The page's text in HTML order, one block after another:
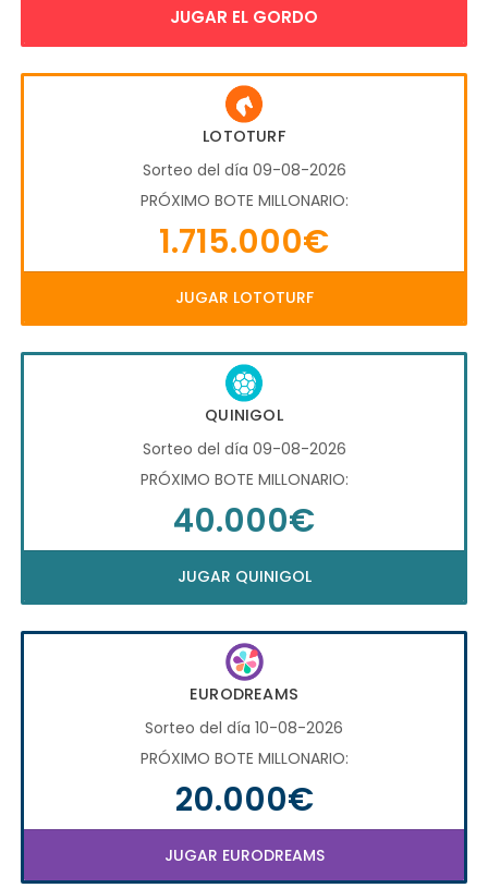
JUGAR EL GORDO
LOTOTURF
Sorteo del día 09-08-2026
PRÓXIMO BOTE MILLONARIO:
1.715.000€
JUGAR LOTOTURF
QUINIGOL
Sorteo del día 09-08-2026
PRÓXIMO BOTE MILLONARIO:
40.000€
JUGAR QUINIGOL
EURODREAMS
Sorteo del día 10-08-2026
PRÓXIMO BOTE MILLONARIO:
20.000€
JUGAR EURODREAMS